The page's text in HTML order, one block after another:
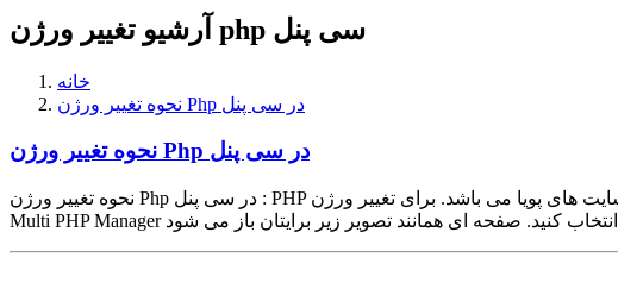
آرشیو تغییر ورژن php سی پنل
خانه
نحوه تغییر ورژن Php در سی پنل
نحوه تغییر ورژن Php در سی پنل
نحوه تغییر ورژن Php در سی پنل : PHP یک زبان قدرتمند برای ساخت وب سایت های پویا می باشد. برای تغییر ورژن PHP در سی پنل ابتدا باید وارد پنل مدیریت سی پنل شوید. سپس از قسمت software گزینه